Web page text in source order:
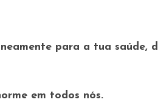
para a tua saúde,
em todos nós.